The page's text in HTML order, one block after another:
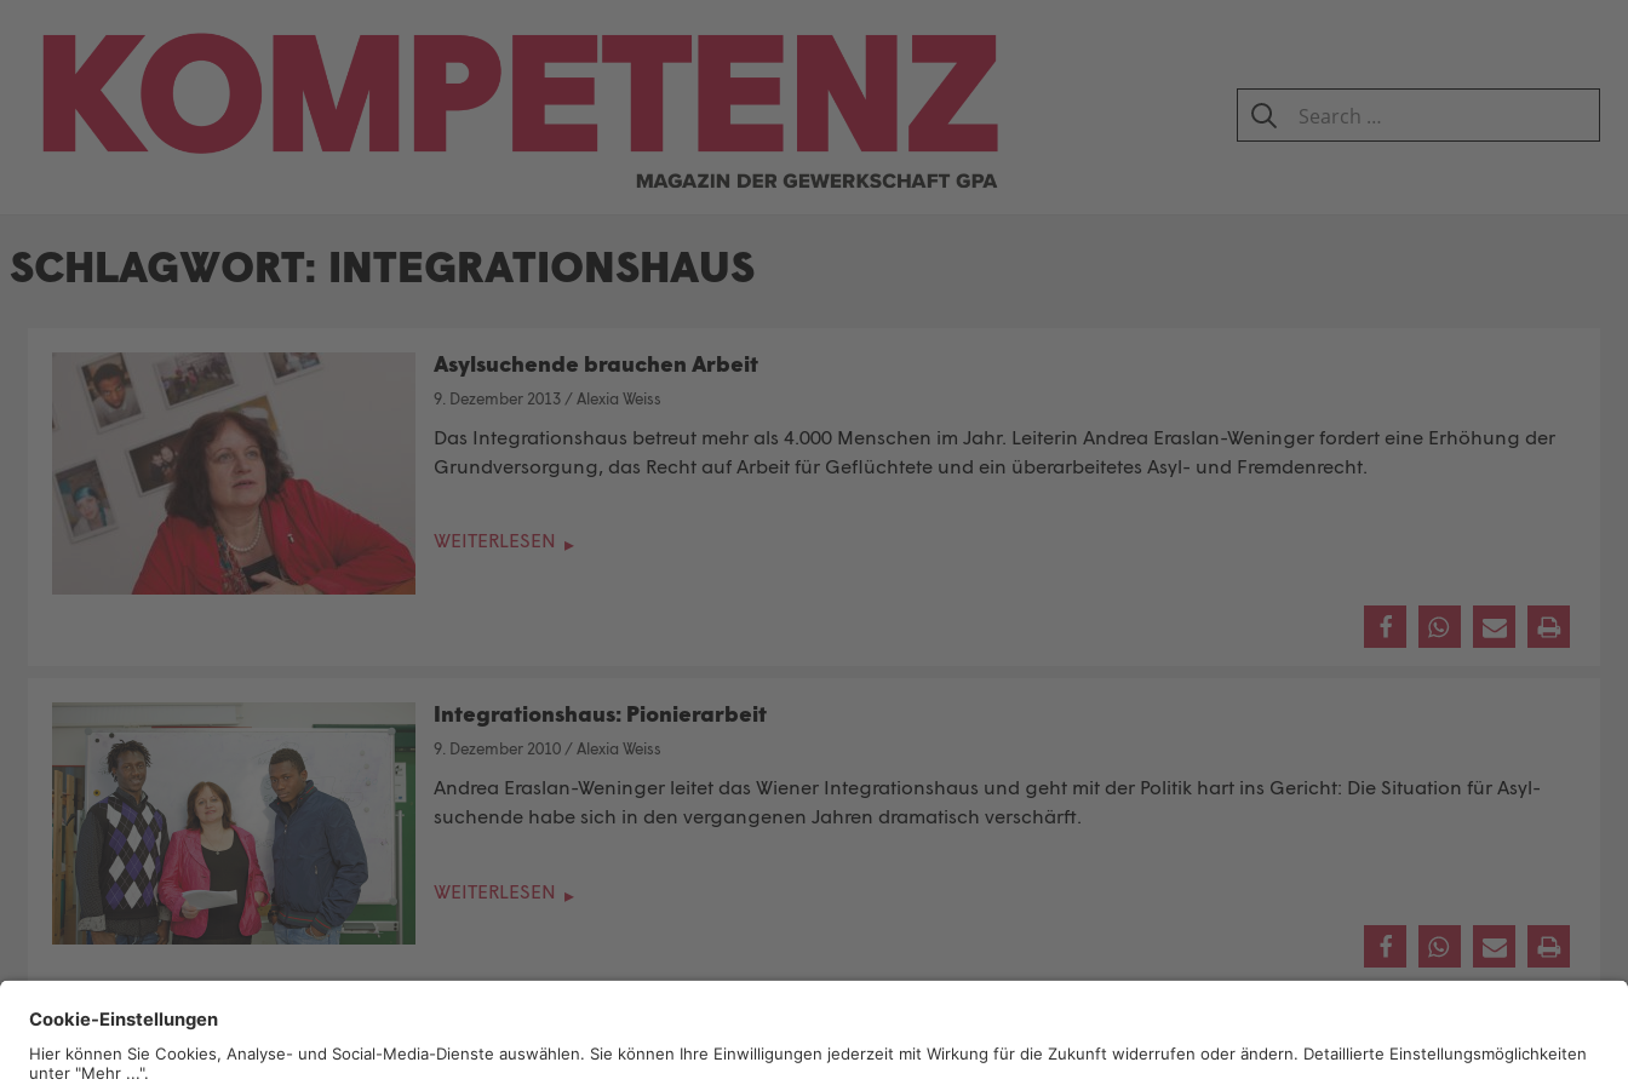
SEARCH
Search
for:
SCHLAGWORT: INTEGRATIONSHAUS
Asylsuchende brauchen Arbeit
9. Dezember 2013 / Alexia Weiss
Das Integrationshaus betreut mehr als 4.000 Menschen im Jahr. Leiterin Andrea Eraslan-Weninger fordert eine Erhöhung der
Grundversorgung, das Recht auf Arbeit für Geflüchtete und ein überarbeitetes Asyl- und Fremdenrecht.
WEITERLESEN
Integrationshaus: Pionierarbeit
9. Dezember 2010 /Alexia Weiss
Andrea Eraslan-Weninger leitet das Wiener Integrationshaus und geht mit der Politik hart ins Gericht: Die Situation für Asyl­
suchende habe sich in den vergangenen Jahren dramatisch verschärft.
WEITERLESEN